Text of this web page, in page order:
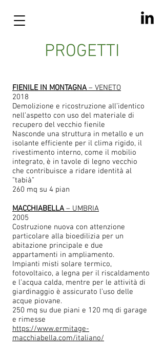
PROGETTI
FIENILE IN MONTAGNA – VENETO
2018
Demolizione e ricostruzione all’identico
nell’aspetto con uso del materiale di
recupero del vecchio fienile
Nasconde una struttura in metallo e un
isolante efficiente per il clima rigido, il
rivestimento interno, come il mobilio
integrato, è in tavole di legno vecchio
che contribuisce a ridare identità al
"tabià"
260 mq su 4 pian
MACCHIABELLA – UMBRIA
2005
Costruzione nuova con attenzione
particolare alla bioedilizia per un
abitazione principale e due
appartamenti in ampliamento.
Impianti misti solare termico,
fotovoltaico, a legna per il riscaldamento
e l’acqua calda, mentre per le attività di
giardinaggio è assicurato l’uso delle
acque piovane.
250 mq su due piani e 120 mq di garage
e rimesse
https://www.ermitage-
macchiabella.com/italiano/